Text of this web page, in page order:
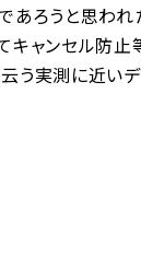
ろうと思われ
ャンセル防止
実測に近いデ